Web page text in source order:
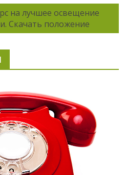
на лучшее освещение
Скачать положение